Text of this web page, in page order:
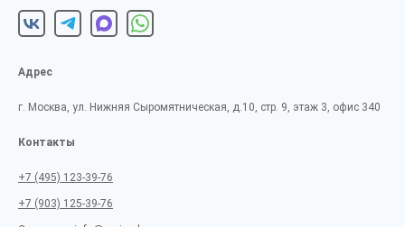
Адрес
г. Москва, ул. Нижняя Сыромятническая, д.10, стр. 9, этаж 3, офис 340
Контакты
+7 (495) 123-39-76
+7 (903) 125-39-76